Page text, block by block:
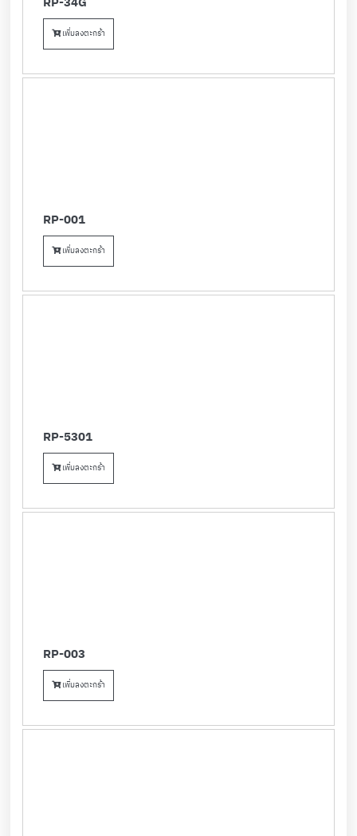
เพิ่มลงตะกร้า
RP-001
เพิ่มลงตะกร้า
RP-5301
เพิ่มลงตะกร้า
RP-003
เพิ่มลงตะกร้า